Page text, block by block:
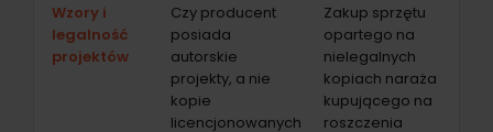
Wzory i
legalność
projektów
Czy producent
posiada
autorskie
projekty, a nie
kopie
licencjonowanych
Zakup sprzętu
opartego na
nielegalnych
kopiach naraża
kupującego na
roszczenia